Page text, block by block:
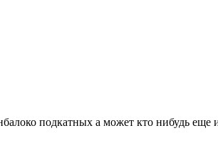
подкатных а может кто нибудь еще